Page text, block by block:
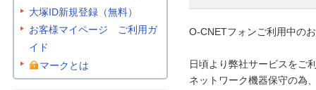
O-CNETフォンご利用中の
日頃より弊社サービスをご
ネットワーク機器保守の為
大塚ID新規登録（無料）
お客様マイページ ご利用ガ
イド
マークとは